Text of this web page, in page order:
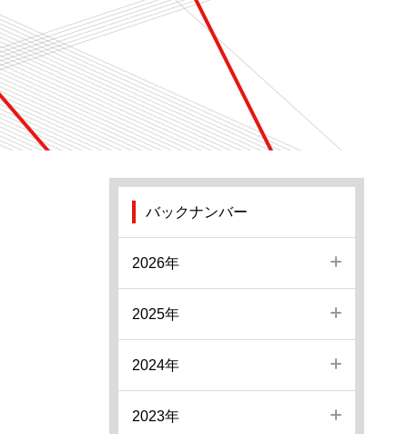
バックナンバー
2026年
2025年
2024年
2023年